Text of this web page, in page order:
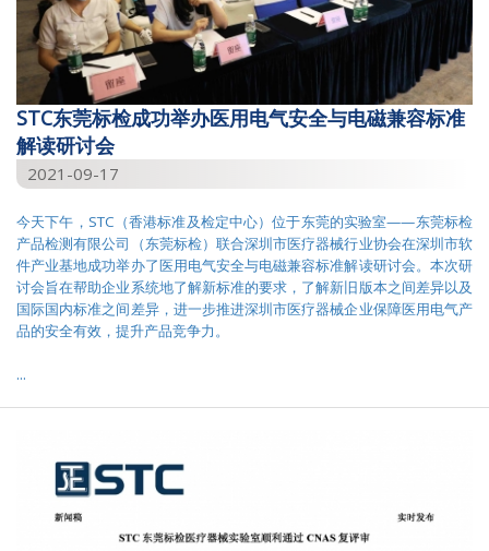
2021
2020
2018
2016
2015
2014
STC东莞标检成功举办医用电气安全与电磁兼容标准
解读研讨会
2021-09-17
今天下午，STC（香港标准及检定中心）位于东莞的实验室——东莞标检
产品检测有限公司（东莞标检）联合深圳市医疗器械行业协会在深圳市软
件产业基地成功举办了医用电气安全与电磁兼容标准解读研讨会。本次研
讨会旨在帮助企业系统地了解新标准的要求，了解新旧版本之间差异以及
国际国内标准之间差异，进一步推进深圳市医疗器械企业保障医用电气产
品的安全有效，提升产品竞争力。
...